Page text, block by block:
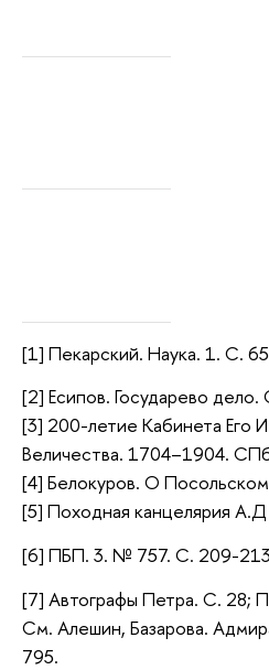
[1] Пекарский. Наука. 1. С.
[2] Есипов. Государево
[3] 200-летие Кабинета Его
Величества. 1704–1904.
[4] Белокуров. О
[5] Походная канцелярия
[6] ПБП. 3. № 757. С. 209-
[7] Автографы Петра. С. 28;
См. Алешин, Базарова.
795.